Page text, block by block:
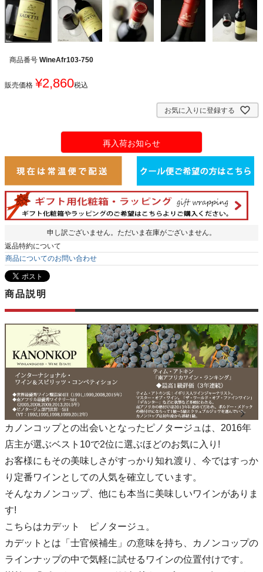
商品番号 WineAfr103-750
販売価格 ¥2,860税込
お気に入りに登録する
再入荷お知らせ
申し訳ございません。ただいま在庫がございません。
返品特約について
商品についてのお問い合わせ
商品説明
カノンコップとの出会いとなったピノタージュは、2016年
店主が選ぶベスト10で2位に選ぶほどのお気に入り!
お客様にもその美味しさがすっかり知れ渡り、今ではすっか
り定番ワインとしての人気を確立しています。
そんなカノンコップ、他にも本当に美味しいワインがありま
す!
こちらはカデット ピノタージュ。
カデットとは「士官候補生」の意味を持ち、カノンコップの
ラインナップの中で気軽に試せるワインの位置付けです。